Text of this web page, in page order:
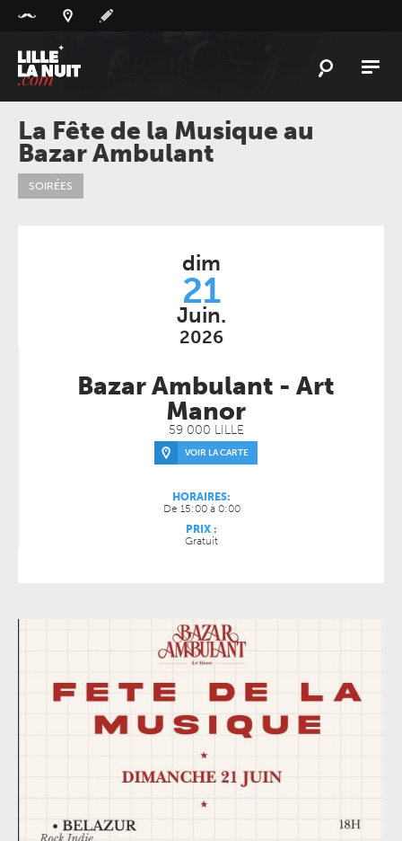
L' ACTU
L'AGENDA
LESLIEUX
La Fête de la Musique au
Bazar Ambulant
SOIRÉES
dim
21
Juin.
2026
Bazar Ambulant - Art
Manor
59 000 LILLE
VOIR LA CARTE
HORAIRES:
De 15:00 à 0:00
PRIX :
Gratuit
Panneau de gestion des cookies